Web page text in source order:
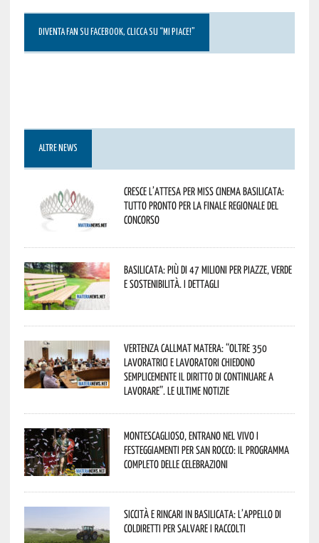
DIVENTA FAN SU FACEBOOK, CLICCA SU “MI PIACE!”
ALTRE NEWS
Cresce l’attesa per Miss Cinema Basilicata:
tutto pronto per la finale regionale del
concorso
Basilicata: più di 47 milioni per piazze, verde
e sostenibilità. I dettagli
Vertenza CallMat Matera: “Oltre 350
lavoratrici e lavoratori chiedono
semplicemente il diritto di continuare a
lavorare”. Le ultime notizie
Montescaglioso, entrano nel vivo i
festeggiamenti per San Rocco: il programma
completo delle celebrazioni
Siccità e rincari in Basilicata: l’appello di
Coldiretti per salvare i raccolti